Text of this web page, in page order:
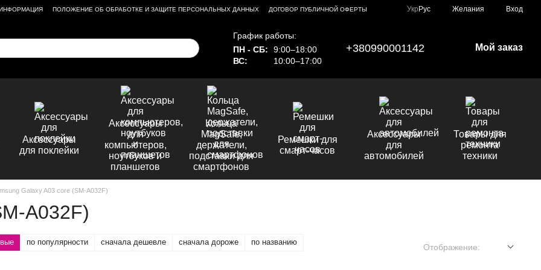
ПОЛОЖЕНИЕ ОБ ОБРАБОТКЕ И ЗАЩИТЕ ПЕРСОНАЛЬНЫХ ДАННЫХ
ДОГОВОР ПУБЛИЧНОЙ ОФЕРТЫ
Укр Рус Желания Вход
График работы:
ПН - СБ:
9:00–18:00
ВС:
10:00–17:00
+380990001142 Мой заказ
Аксессуары
для поклейки
Аксессуары
для
компьютеров,
ноутбуков и
планшетов
Кольца
MagSafe,
держатели,
подставки для
смартфонов
Ремешки для
смарт-часов
Аксессуары
для
автомобилей
Товары для
ремонта
техники
Galaxy A03 core (SM-A032F)
A032F)
по популярности сначала дешевле сначала дороже по названию
Отображение: